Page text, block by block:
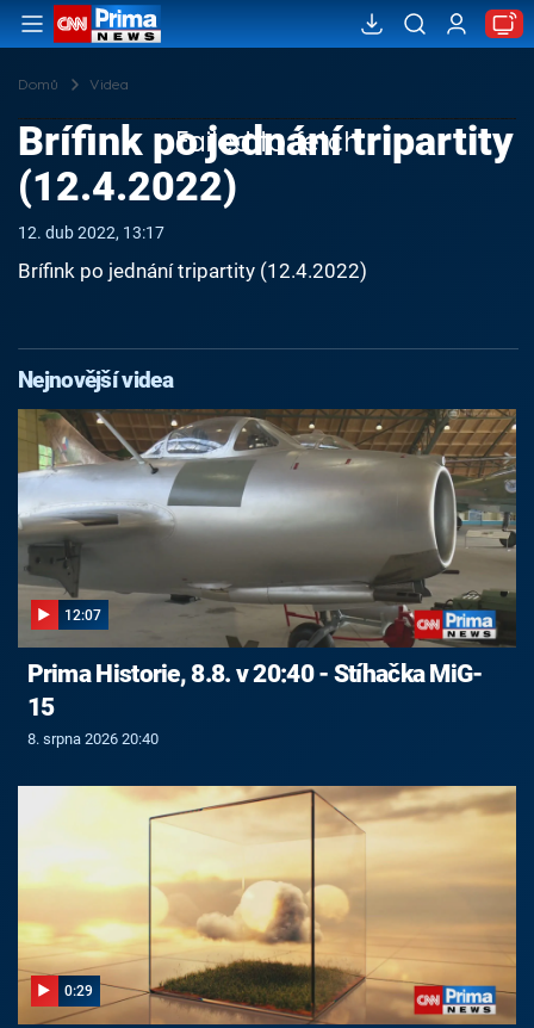
Domů Videa
Failed to fetch
Brífink po jednání tripartity
(12.4.2022)
12. dub 2022, 13:17
Brífink po jednání tripartity (12.4.2022)
Nejnovější videa
12:07
Prima Historie, 8.8. v 20:40 - Stíhačka MiG-
15
8. srpna 2026 20:40
0:29